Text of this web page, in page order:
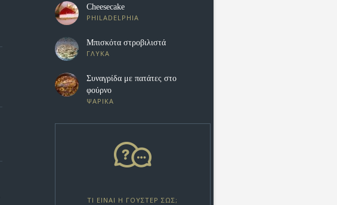
Cheesecake
PHILADELPHIA
Μπισκότα στροβιλιστά
ΓΛΥΚΑ
Συναγρίδα με πατάτες στο
φούρνο
ΨΑΡΙΚΑ
ΤΙ ΕΊΝΑΙ Η ΓΟΎΣΤΕΡ ΣΩΣ;